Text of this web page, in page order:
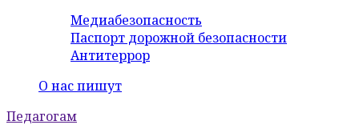
Медиабезопасность
Паспорт дорожной безопасности
Антитеррор
О нас пишут
Педагогам